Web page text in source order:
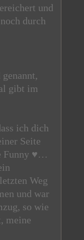
und
durch
gibt im
ich dich
Seite
Funny ♥…
Weg
und war
so wie
meine